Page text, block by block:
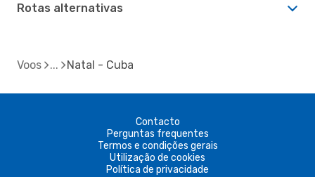
Rotas alternativas
Voos Natal - Cuba
Contacto
Perguntas frequentes
Termos e condições gerais
Utilização de cookies
Política de privacidade